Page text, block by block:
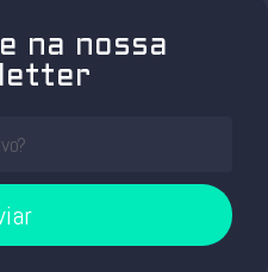
na nossa